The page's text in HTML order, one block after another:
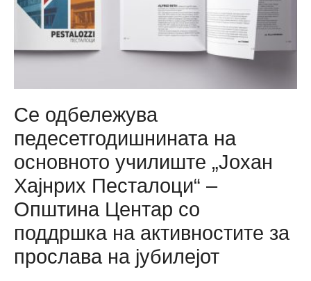
од
сите
општински
училишта
Се одбележува
педесетгодишнината на
основното училиште „Јохан
Хајнрих Песталоци“ –
Општина Центар со
поддршка на активностите за
прослава на јубилејот